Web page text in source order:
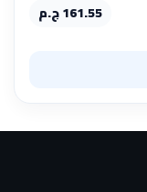
161.55 ج.م